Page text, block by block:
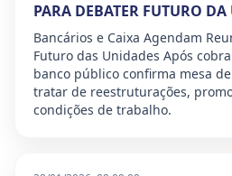
PARA DEBATER FUTURO
Bancários e Caixa Agendam
Futuro das Unidades Após
banco público confirma mesa
tratar de reestruturações,
condições de trabalho.